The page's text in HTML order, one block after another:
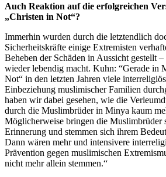
Auch Reaktion auf die erfolgreichen
„Christen in Not“?
Immerhin wurden durch die letztendlich
Sicherheitskräfte einige Extremisten
Beheben der Schäden in Aussicht gestellt
wieder lebendig macht. Kuhn: “Gerade in
Not“ in den letzten Jahren viele
Einbeziehung muslimischer Familien
haben wir dabei gesehen, wie die
durch die Muslimbrüder in Minya kaum
Möglicherweise bringen die Muslimbrüder
Erinnerung und stemmen sich ihrem
Dann wären mehr und intensivere
Prävention gegen muslimischen
nicht mehr allein stemmen.“